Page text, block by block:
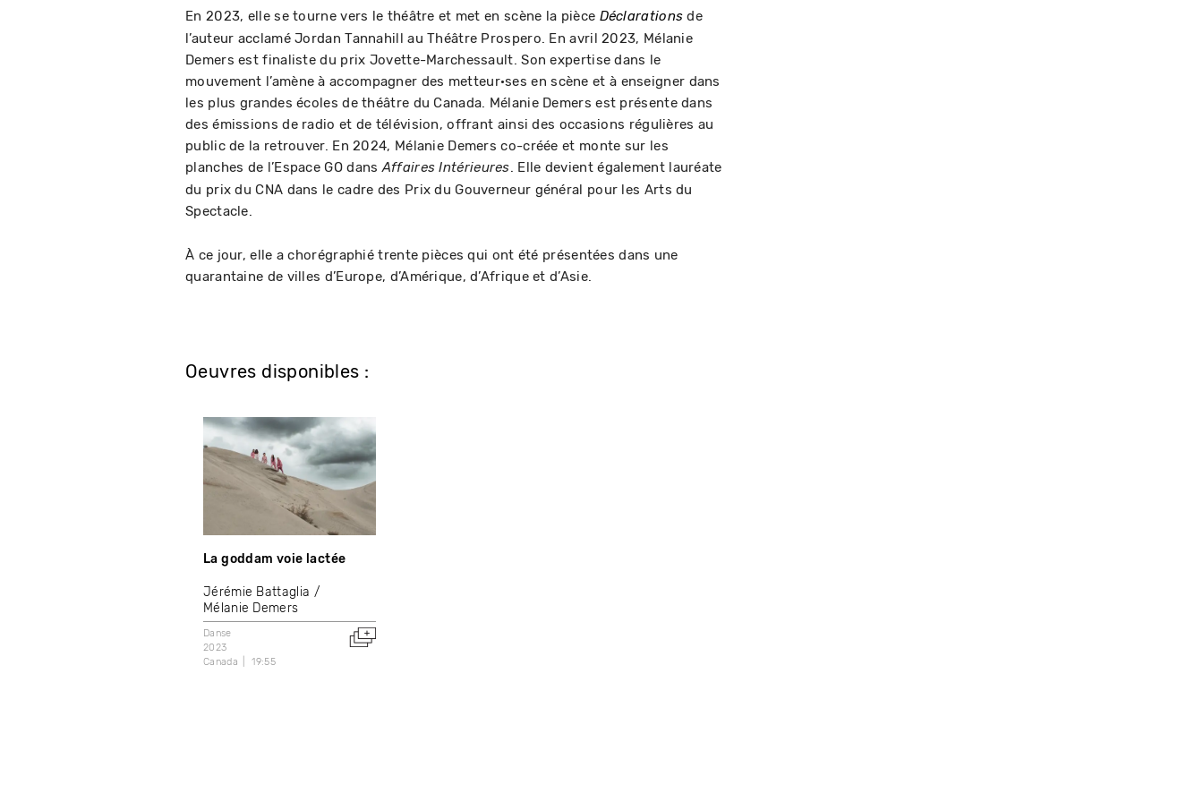
En 2023, elle se tourne vers le théâtre et met en scène la pièce Déclarations de
l’auteur acclamé Jordan Tannahill au Théâtre Prospero. En avril 2023, Mélanie
Demers est finaliste du prix Jovette-Marchessault. Son expertise dans le
mouvement l’amène à accompagner des metteur·ses en scène et à enseigner dans
les plus grandes écoles de théâtre du Canada. Mélanie Demers est présente dans
des émissions de radio et de télévision, offrant ainsi des occasions régulières au
public de la retrouver. En 2024, Mélanie Demers co-créée et monte sur les
planches de l’Espace GO dansAffaires Intérieures. Elle devient également lauréate
du prix du CNA dans le cadre des Prix du Gouverneur général pour les Arts du
Spectacle.
À ce jour, elle a chorégraphié trente pièces qui ont été présentées dans une
quarantaine de villes d’Europe, d’Amérique, d’Afrique et d’Asie.
Oeuvres disponibles :
La goddam voie lactée
Jérémie Battaglia
Mélanie Demers
Danse
2023
Canada
19:55